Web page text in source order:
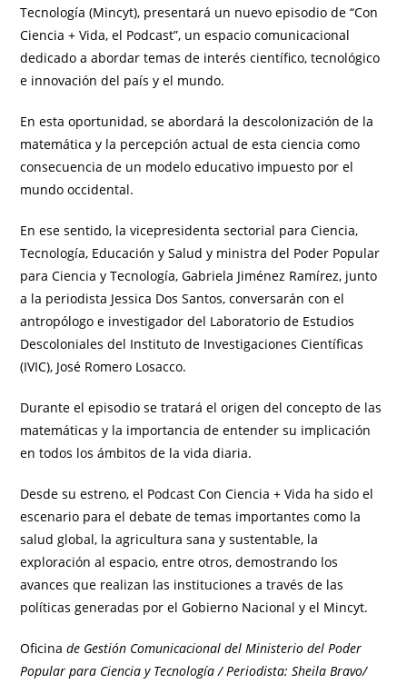
Tecnología (Mincyt), presentará un nuevo episodio de “Con
Ciencia + Vida, el Podcast”, un espacio comunicacional
dedicado a abordar temas de interés científico, tecnológico
e innovación del país y el mundo.
En esta oportunidad, se abordará la descolonización de la
matemática y la percepción actual de esta ciencia como
consecuencia de un modelo educativo impuesto por el
mundo occidental.
En ese sentido, la vicepresidenta sectorial para Ciencia,
Tecnología, Educación y Salud y ministra del Poder Popular
para Ciencia y Tecnología, Gabriela Jiménez Ramírez, junto
a la periodista Jessica Dos Santos, conversarán con el
antropólogo e investigador del Laboratorio de Estudios
Descoloniales del Instituto de Investigaciones Científicas
(IVIC), José Romero Losacco.
Durante el episodio se tratará el origen del concepto de las
matemáticas y la importancia de entender su implicación
en todos los ámbitos de la vida diaria.
Desde su estreno, el Podcast Con Ciencia + Vida ha sido el
escenario para el debate de temas importantes como la
salud global, la agricultura sana y sustentable, la
exploración al espacio, entre otros, demostrando los
avances que realizan las instituciones a través de las
políticas generadas por el Gobierno Nacional y el Mincyt.
Oficina de Gestión Comunicacional del Ministerio del Poder
Popular para Ciencia y Tecnología / Periodista: Sheila Bravo/